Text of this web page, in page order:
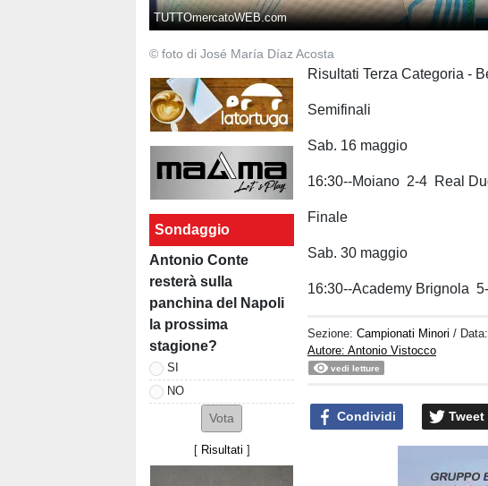
TUTTOmercatoWEB.com
© foto di José María Díaz Acosta
Sondaggio
Antonio Conte
resterà sulla
panchina del Napoli
la prossima
stagione?
SI
NO
[ Risultati ]
Risultati Terza Categoria -
Semifinali
Sab. 16 maggio
16:30--Moiano 2-4 Real
Finale
Sab. 30 maggio
16:30--Academy Brignola
Sezione:Campionati Minori / Data:
Autore: Antonio Vistocco
vedi letture
Condividi Tweet